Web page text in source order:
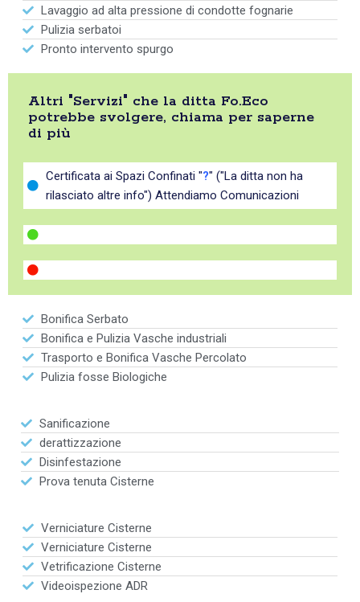
Lavaggio ad alta pressione di condotte fognarie
Pulizia serbatoi
Pronto intervento spurgo
Altri "Servizi" che la ditta Fo.Eco
potrebbe svolgere, chiama per saperne
di più
Certificata ai Spazi Confinati "?" ("La ditta non ha
rilasciato altre info") Attendiamo Comunicazioni
Bonifica Serbato
Bonifica e Pulizia Vasche industriali
Trasporto e Bonifica Vasche Percolato
Pulizia fosse Biologiche
Sanificazione
derattizzazione
Disinfestazione
Prova tenuta Cisterne
Verniciature Cisterne
Verniciature Cisterne
Vetrificazione Cisterne
Videoispezione ADR